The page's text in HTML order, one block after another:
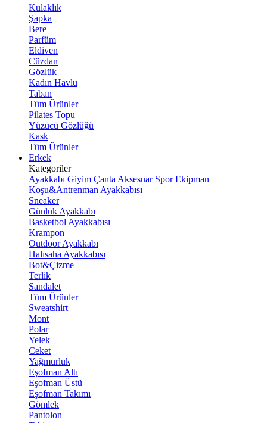
Kulaklık
Şapka
Bere
Parfüm
Eldiven
Cüzdan
Gözlük
Kadın Havlu
Taban
Tüm Ürünler
Pilates Topu
Yüzücü Gözlüğü
Kask
Tüm Ürünler
Erkek
Kategoriler
Ayakkabı Giyim Çanta Aksesuar Spor Ekipman
Koşu&Antrenman Ayakkabısı
Sneaker
Günlük Ayakkabı
Basketbol Ayakkabısı
Krampon
Outdoor Ayakkabı
Halısaha Ayakkabısı
Bot&Çizme
Terlik
Sandalet
Tüm Ürünler
Sweatshirt
Mont
Polar
Yelek
Ceket
Yağmurluk
Eşofman Altı
Eşofman Üstü
Eşofman Takımı
Gömlek
Pantolon